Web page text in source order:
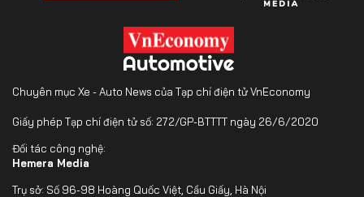
Chuyên mục Xe - Auto News của Tạp chí điện tử VnEconomy
Giấy phép Tạp chí điện tử số: 272/GP-BTTTT ngày 26/6/2020
Đối tác công nghệ:
Hemera Media
Trụ sở: Số 96-98 Hoàng Quốc Việt, Cầu Giấy, Hà Nội